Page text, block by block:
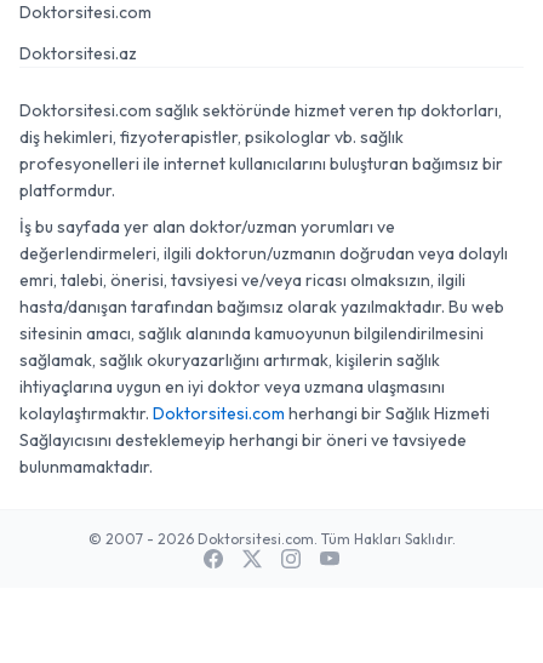
Doktorsitesi.com
Doktorsitesi.az
Doktorsitesi.com sağlık sektöründe hizmet veren tıp doktorları,
diş hekimleri, fizyoterapistler, psikologlar vb. sağlık
profesyonelleri ile internet kullanıcılarını buluşturan bağımsız bir
platformdur.
İş bu sayfada yer alan doktor/uzman yorumları ve
değerlendirmeleri, ilgili doktorun/uzmanın doğrudan veya dolaylı
emri, talebi, önerisi, tavsiyesi ve/veya ricası olmaksızın, ilgili
hasta/danışan tarafından bağımsız olarak yazılmaktadır. Bu web
sitesinin amacı, sağlık alanında kamuoyunun bilgilendirilmesini
sağlamak, sağlık okuryazarlığını artırmak, kişilerin sağlık
ihtiyaçlarına uygun en iyi doktor veya uzmana ulaşmasını
kolaylaştırmaktır. Doktorsitesi.com herhangi bir Sağlık Hizmeti
Sağlayıcısını desteklemeyip herhangi bir öneri ve tavsiyede
bulunmamaktadır.
© 2007 - 2026 Doktorsitesi.com. Tüm Hakları Saklıdır.